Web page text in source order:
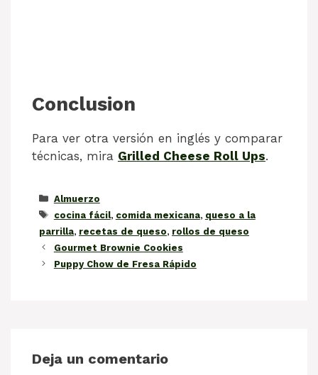
Conclusion
Para ver otra versión en inglés y comparar
técnicas, mira Grilled Cheese Roll Ups.
Categorías
Almuerzo
Etiquetas
cocina fácil, comida mexicana, queso a la
parrilla, recetas de queso, rollos de queso
Gourmet Brownie Cookies
Puppy Chow de Fresa Rápido
Deja un comentario